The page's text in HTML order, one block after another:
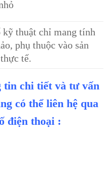
kỹ thuật chỉ mang tính
phụ thuộc vào sản
tế.
tin chi tiết và tư vấn
có thể liên hệ qua
điện thoại :